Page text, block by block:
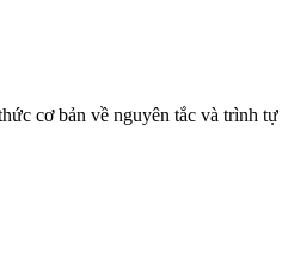
cơ bản về nguyên tắc và trình tự